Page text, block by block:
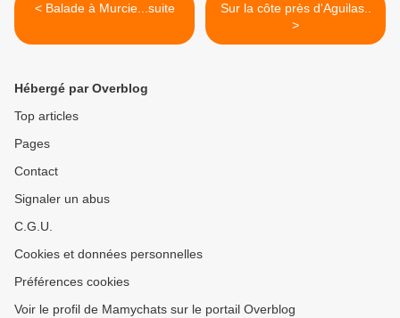
< Balade à Murcie...suite
Sur la côte près d'Aguilas..
>
Hébergé par Overblog
Top articles
Pages
Contact
Signaler un abus
C.G.U.
Cookies et données personnelles
Préférences cookies
Voir le profil de Mamychats sur le portail Overblog